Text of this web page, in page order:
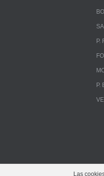
Las
P.
P.